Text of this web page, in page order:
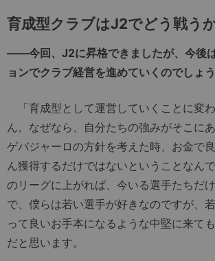
育成型クラブはJ2でどう戦う
――今回、J2に昇格できましたが、今後
ョンでクラブ経営を進めていくのでしょ
「育成型として運営していくことに変
ん。なぜなら、自分たちの強みがそこに
ゲバジャーロの方針を考えた時、お金で
ん獲得するだけではないということなん
のリーグに上がれば、今いる選手たちだ
で、僕らは若い選手が好きなのですが、
って良いお手本になるような中堅に来て
だと思います。